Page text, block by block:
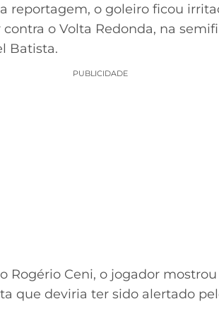
reportagem, o goleiro ficou
o Volta Redonda, na
Batista.
PUBLICIDADE
Rogério Ceni, o jogador
que deviria ter sido alertado